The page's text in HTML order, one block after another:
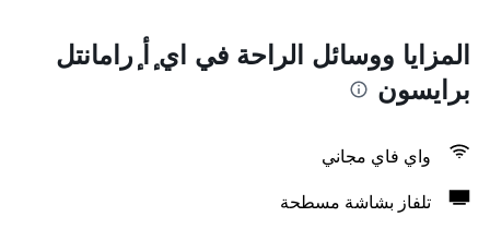
المزايا ووسائل الراحة في اي ٕأ ٕرامانتل
برايسون
واي فاي مجاني
تلفاز بشاشة مسطحة